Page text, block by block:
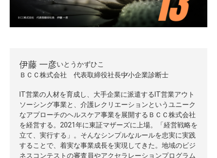
伊藤 一彦いとうかずひこ
ＢＣＣ株式会社 代表取締役社長中小企業診断士
IT営業の人材を育成し、大手企業に派遣するIT営業アウト
ソーシング事業と、介護レクリエーションというユニーク
なアプローチのヘルスケア事業を展開するＢＣＣ株式会社
を経営する。2021年に東証マザーズに上場。「経営戦略を
立て、実行する」。そんなシンプルなルールを忠実に実践
することで、着実な事業成長を実現してきた。地域のビジ
ネスコンテストの審査員やアクセラレーションプログラム